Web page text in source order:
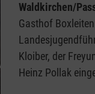
Waldkirchen/
Gasthof
Kloiber, der
Heinz Pollak